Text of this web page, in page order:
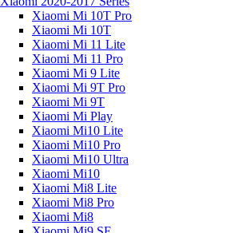
Xiaomi Mi 10T Pro
Xiaomi Mi 10T
Xiaomi Mi 11 Lite
Xiaomi Mi 11 Pro
Xiaomi Mi 9 Lite
Xiaomi Mi 9T Pro
Xiaomi Mi 9T
Xiaomi Mi Play
Xiaomi Mi10 Lite
Xiaomi Mi10 Pro
Xiaomi Mi10 Ultra
Xiaomi Mi10
Xiaomi Mi8 Lite
Xiaomi Mi8 Pro
Xiaomi Mi8